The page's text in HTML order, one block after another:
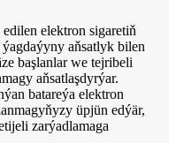
elektron sigaretiň
aňsatlyk bilen
başlanlar we tejribeli
aňsatlaşdyrýar.
batareýa elektron
üpjün edýär,
zarýadlamaga